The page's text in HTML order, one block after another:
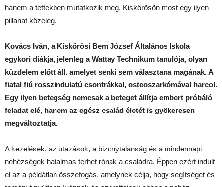
hanem a tettekben mutatkozik meg. Kiskőrösön most egy ilyen
pillanat közeleg.
Kovács Iván, a Kiskőrösi Bem József Általános Iskola
egykori diákja, jelenleg a Wattay Technikum tanulója, olyan
küzdelem előtt áll, amelyet senki sem választana magának. A
fiatal fiú rosszindulatú csontrákkal, osteoszarkómával harcol.
Egy ilyen betegség nemcsak a beteget állítja embert próbáló
feladat elé, hanem az egész család életét is gyökeresen
megváltoztatja.
A kezelések, az utazások, a bizonytalanság és a mindennapi
nehézségek hatalmas terhet rónak a családra. Éppen ezért indult
el az a példátlan összefogás, amelynek célja, hogy segítséget és